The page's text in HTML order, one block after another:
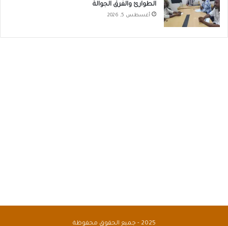
الطوارئ والفرق الجوالة
أغسطس 5, 2026
2025 - جميع الحقوق محفوظة